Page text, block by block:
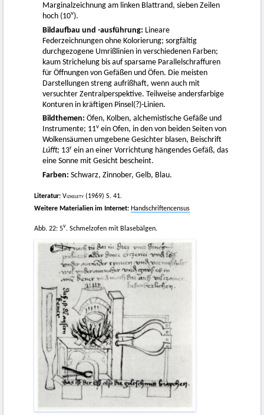
Marginalzeichnung am linken Blattrand, sieben Zeilen
hoch (10v).
Bildaufbau und -ausführung: Lineare
Federzeichnungen ohne Kolorierung; sorgfältig
durchgezogene Umrißlinien in verschiedenen Farben;
kaum Strichelung bis auf sparsame Parallelschraffuren
für Öffnungen von Gefäßen und Öfen. Die meisten
Darstellungen streng aufrißhaft, wenn auch mit
versuchter Zentralperspektive. Teilweise andersfarbige
Konturen in kräftigen Pinsel(?)-Linien.
Bildthemen: Öfen, Kolben, alchemistische Gefäße und
Instrumente; 11v ein Ofen, in den von beiden Seiten von
Wolkensäumen umgebene Gesichter blasen, Beischrift
Lúfft; 13r ein an einer Vorrichtung hängendes Gefäß, das
eine Sonne mit Gesicht bescheint.
Farben: Schwarz, Zinnober, Gelb, Blau.
Literatur: Vizkelety (1969) S. 41.
Weitere Materialien im Internet: Handschriftencensus
Abb. 22: 5v. Schmelzofen mit Blasebälgen.